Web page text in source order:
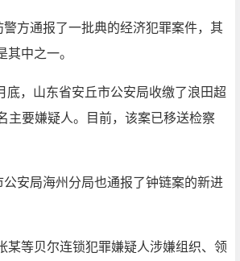
方通报了一批典的经济犯罪案件，其
中之一。
底，山东省安丘市公安局收缴了浪田超
主要嫌疑人。目前，该案已移送检察
安局海州分局也通报了钟链案的新进
某等贝尔连锁犯罪嫌疑人涉嫌组织、领